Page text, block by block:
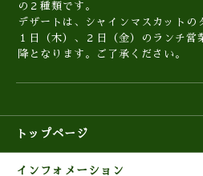
の２種類です。
デザートは、シャインマスカットの
１日（木）、２日（金）のランチ営
降となります。ご了承ください。
トップページ
インフォメーション